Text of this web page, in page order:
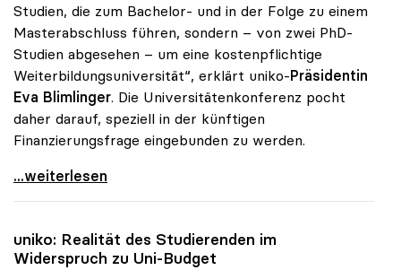
Studien, die zum Bachelor- und in der Folge zu einem
Masterabschluss führen, sondern – von zwei PhD-
Studien abgesehen – um eine kostenpflichtige
Weiterbildungsuniversität“, erklärt uniko-Präsidentin
Eva Blimlinger. Die Universitätenkonferenz pocht
daher darauf, speziell in der künftigen
Finanzierungsfrage eingebunden zu werden.
Blimlinger zu Donauuni Krems: „uniko in Ausbau
...weiterlesen
uniko: Realität des Studierenden im
Widerspruch zu Uni-Budget